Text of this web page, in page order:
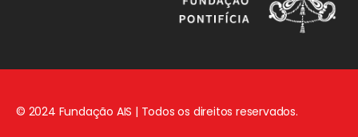
© 2024 Fundação AIS | Todos os direitos reservados.